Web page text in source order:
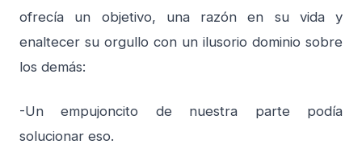
ofrecía un objetivo, una razón en su vida y
enaltecer su orgullo con un ilusorio dominio sobre
los demás:
-Un empujoncito de nuestra parte podía
solucionar eso.